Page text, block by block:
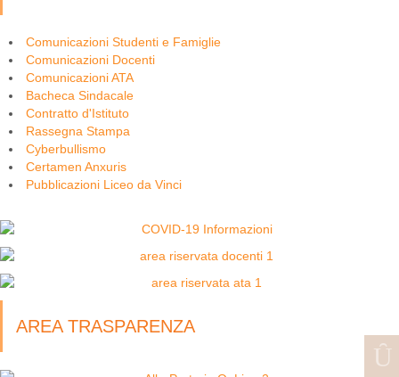
Comunicazioni Studenti e Famiglie
Comunicazioni Docenti
Comunicazioni ATA
Bacheca Sindacale
Contratto d'Istituto
Rassegna Stampa
Cyberbullismo
Certamen Anxuris
Pubblicazioni Liceo da Vinci
AREA TRASPARENZA